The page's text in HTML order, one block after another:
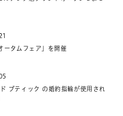
ータムフェア」を開催
ブティック の婚約指輪が使用され